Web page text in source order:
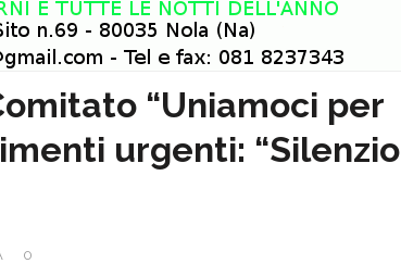
“Uniamoci per
urgenti: “Silenzio
0